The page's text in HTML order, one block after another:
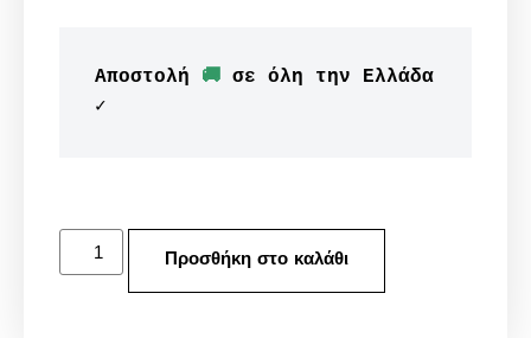
Αποστολή 🚚 σε όλη την Ελλάδα
✓
Προσθήκη στο καλάθι